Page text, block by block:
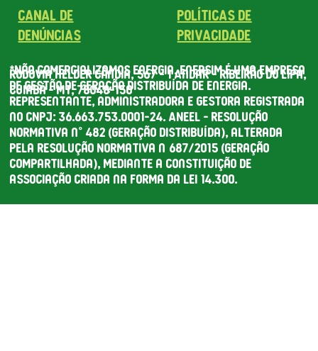
*Não comercializamos energia. Enersim é uma empresa
de gestão de geração distribuída de energia.
Representante, administradora e gestora registrada
no CNPJ: 36.663.753.0001-24. ANEEL - Resolução
Normativa n° 482 (Geração Distribuída), alterada
pela Resolução Normativa nº 687/2015 (Geração
Compartilhada), mediante a constituição de
associação criada na forma da lei 14.300.
Rodovia Helder Cândia, 567 - 1 Andar - Ribeirão do Lipa,
Cuiabá - MT, 78048-150
CANAL DE
DENÚNCIAS
POLÍTICAS DE
PRIVACIDADE